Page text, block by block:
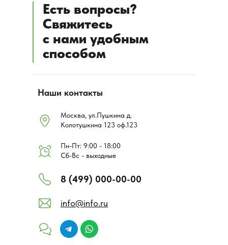
Есть вопросы?
Свяжитесь
с нами удобным
способом
Наши контакты
Москва, ул.Пушкина д.
Колотушкина 123 оф.123
Пн-Пт: 9:00 - 18:00
Сб-Вс - выходные
8 (499) 000-00-00
info@info.ru